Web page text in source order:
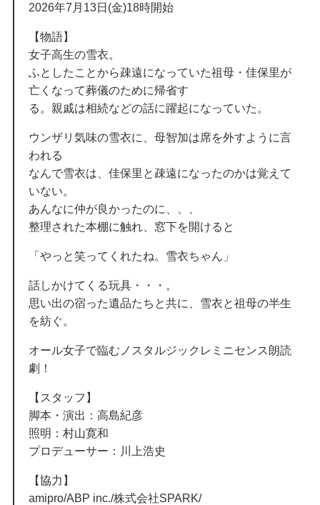
2026年7月13日(金)18時開始
【物語】
女子高生の雪衣。
ふとしたことから疎遠になっていた祖母・佳保里が
亡くなって葬儀のために帰省す
る。親戚は相続などの話に躍起になっていた。
ウンザリ気味の雪衣に、母智加は席を外すように言
われる
なんで雪衣は、佳保里と疎遠になったのかは覚えて
いない。
あんなに仲が良かったのに、、、
整理された本棚に触れ、窓下を開けると
「やっと笑ってくれたね。雪衣ちゃん」
話しかけてくる玩具・・・。
思い出の宿った遺品たちと共に、雪衣と祖母の半生
を紡ぐ。
オール女子で臨むノスタルジックレミニセンス朗読
劇！
【スタッフ】
脚本・演出：高島紀彦
照明：村山寛和
プロデューサー：川上浩史
【協力】
amipro/ABP inc./株式会社SPARK/